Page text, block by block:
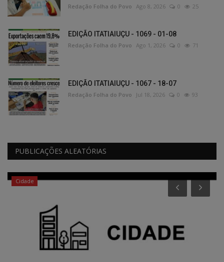
Redação Folha do Povo Ago 8, 2026 0 25
EDIÇÃO ITATIAIUÇU - 1069 - 01-08
Redação Folha do Povo Ago 1, 2026 0 71
EDIÇÃO ITATIAIUÇU - 1067 - 18-07
Redação Folha do Povo Jul 18, 2026 0 93
PUBLICAÇÕES ALEATÓRIAS
Cidade